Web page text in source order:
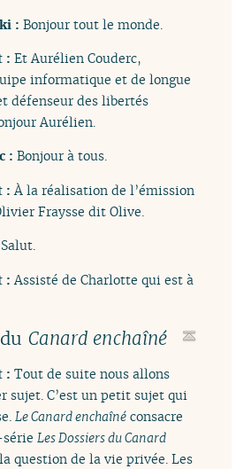
:Bonjour tout le monde.
:Et Aurélien Couderc,
informatique et de longue
défenseur des libertés
Aurélien.
:Bonjour à tous.
:À la réalisation de l’émission
Fraysse dit Olive.
Salut.
:Assisté de Charlotte qui est à
Canard enchaîné
:Tout de suite nous allons
sujet. C’est un petit sujet qui
Le Canard enchaîné consacre
sérieLes Dossiers du Canard
question de la vie privée. Les